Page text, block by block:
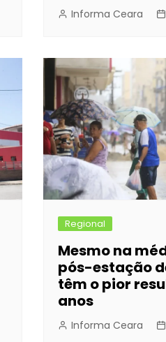
Informa Ceara
Regional
Mesmo na
pós-estação
têm o pior
anos
Informa Ceara